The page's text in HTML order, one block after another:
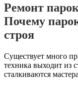
Ремонт
Почему
строя
Существует много
техника выходит из
сталкиваются